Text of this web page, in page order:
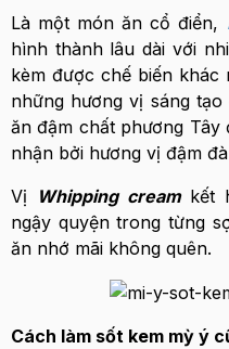
Là một món ăn cổ điển,
hình thành lâu dài với
kèm được chế biến khác
những hương vị sáng
ăn đậm chất phương
nhận bởi hương vị đậm
Vị
Whipping creamkết
ngậy quyện trong từng
ăn nhớ mãi không quên.
Cách làm sốt kem mỳ ý